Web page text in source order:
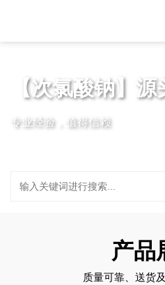
【次氯酸钠】
专业经验，值得信赖
产品
质量可靠、送货